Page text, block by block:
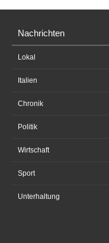
Nachrichten
Lokal
Italien
Chronik
Politik
Wirtschaft
Sport
Unterhaltung